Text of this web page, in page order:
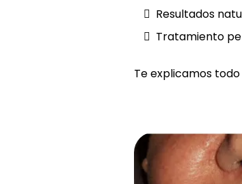
Resultados
Tratamiento
Te explicamos